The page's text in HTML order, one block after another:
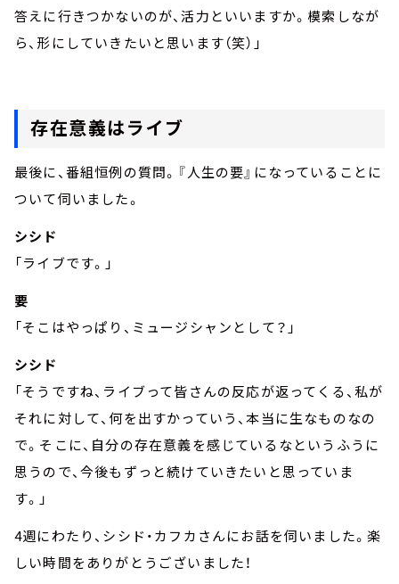
答えに行きつかないのが、活力といいますか。模索しなが
ら、形にしていきたいと思います（笑）」
存在意義はライブ
最後に、番組恒例の質問。『人生の要』になっていることに
ついて伺いました。
シシド
「ライブです。」
要
「そこはやっぱり、ミュージシャンとして？」
シシド
「そうですね、ライブって皆さんの反応が返ってくる、私が
それに対して、何を出すかっていう、本当に生なものなの
で。そこに、自分の存在意義を感じているなというふうに
思うので、今後もずっと続けていきたいと思っていま
す。」
4週にわたり、シシド・カフカさんにお話を伺いました。楽
しい時間をありがとうございました！